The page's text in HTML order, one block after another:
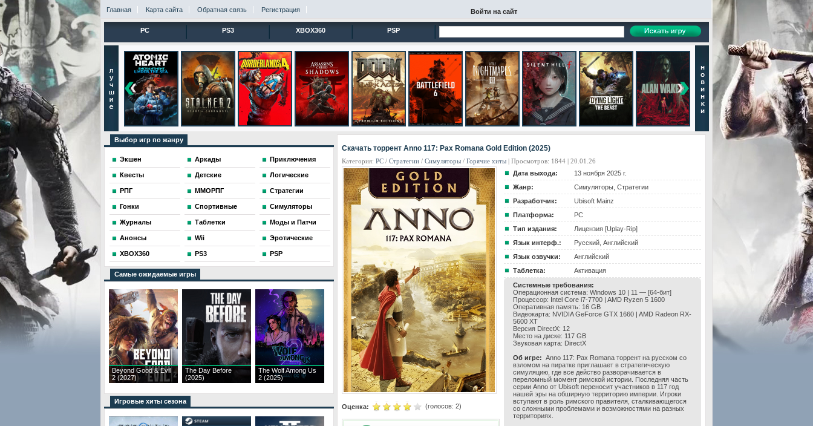
Главная Карта сайта Обратная связь Регистрация Войти на сайт
PC PS3 XBOX360 PSP
Выбор игр по жанру
Экшен Аркады Приключения
Квесты Детские Логические
РПГ ММОРПГ Стратегии
Гонки Спортивные Симуляторы
Журналы Таблетки Моды и Патчи
Анонсы Wii Эротические
XBOX360 PS3 PSP
Самые ожидаемые игры
Beyond Good & Evil
2 (2027)
The Day Before
(2025)
The Wolf Among Us
2 (2025)
Игровые хиты сезона
Скачать торрент Anno 117: Pax Romana Gold Edition (2025)
Категория: PC / Стратегии / Cимуляторы / Горячие хиты | Просмотров: 1844 | 20.01.26
Оценка: (голосов: 2)
Дата выхода:
13 ноября 2025 г.
Жанр:
Симуляторы, Стратегии
Разработчик:
Ubisoft Mainz
Платформа:
PC
Тип издания:
Лицензия [Uplay-Rip]
Язык интерф.:
Русский, Английский
Язык озвучки:
Английский
Таблетка:
Активация
Системные требования:
Операционная система: Windows 10 | 11 — [64-бит]
Процессор: Intel Core i7-7700 | AMD Ryzen 5 1600
Оперативная память: 16 GB
Видеокарта: NVIDIA GeForce GTX 1660 | AMD Radeon RX-
5600 XT
Версия DirectX: 12
Место на диске: 117 GB
Звуковая карта: DirectX
Об игре: Anno 117: Pax Romana торрент на русском со
взломом на пиратке приглашает в стратегическую
симуляцию, где все действо разворачивается в
переломный момент римской истории. Последняя часть
серии Anno от Ubisoft переносит участников в 117 год
нашей эры на обширную территорию империи. Игроки
вступают в роль римского правителя, сталкивающегося
со сложными проблемами и возможностями на разных
территориях.